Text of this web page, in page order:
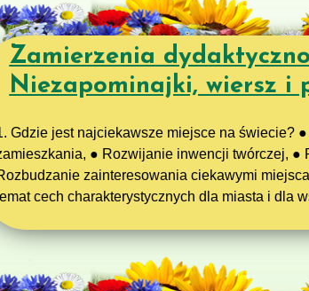
Zamierzenia
Niezapominajki, wiersz i
Gdzie jest najciekawsze miejsce na świecie?
● Rozwijanie inwencji twórczej, ●
zainteresowania ciekawymi
cech charakterystycznych dla miasta i dla